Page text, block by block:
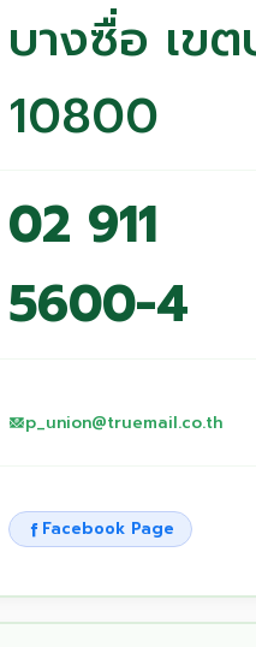
บางซื่อ เข
10800
02 911
5600-4
p_union@truemail.co.th
Facebook Page